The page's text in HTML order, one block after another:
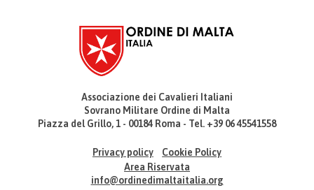
Associazione dei Cavalieri Italiani
Sovrano Militare Ordine di Malta
Piazza del Grillo, 1 - 00184 Roma - Tel. +39 06 45541558
Privacy policy
Cookie Policy
Area Riservata
info@ordinedimaltaitalia.org